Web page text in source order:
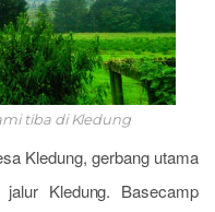
tiba di Kledung
Kledung, gerbang utama
Kledung. Basecamp